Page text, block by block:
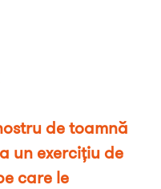
de toamnă
un exercițiu de
care le